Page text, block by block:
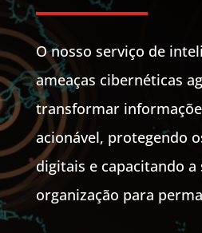
O nosso serviço de
ameaças cibernéticas
transformar
acionável, protegendo
digitais e capacitando a
organização para